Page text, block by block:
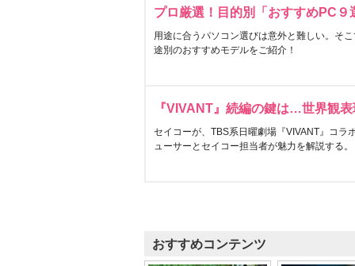
プロ厳選！目的別「おすすめPC９
用途に合うパソコン選びは意外と難しい。そ
途別のおすすめモデルをご紹介！
『VIVANT』続編の鍵は…世界観
セイコーが、TBS系日曜劇場『VIVANT』コラ
ューサーとセイコー担当者が魅力を解説する。
おすすめコンテンツ